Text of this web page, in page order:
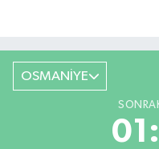
OSMANİYE